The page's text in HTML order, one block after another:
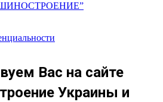
Вас на сайте
Украины и